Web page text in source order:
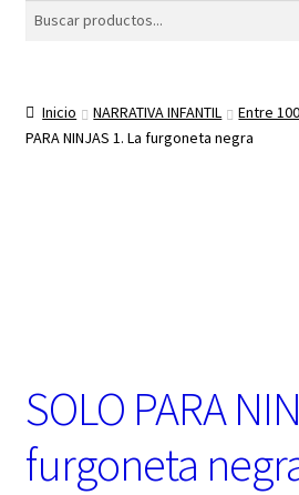
a
c
Buscar
Inicio NARRATIVA INFANTIL Entre
PARA NINJAS 1. La furgoneta negra
SOLO PARA
furgoneta